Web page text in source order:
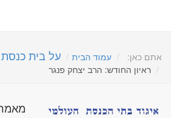
אתם כאן: עמוד הבית על בית כנסת
ראיון החודש: הרב יצחק פנגר